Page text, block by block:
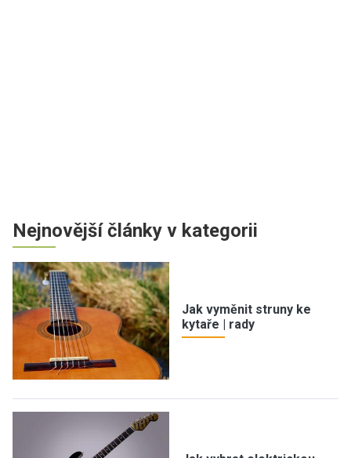
Nejnovější články v kategorii
Jak vyměnit struny ke
kytaře | rady